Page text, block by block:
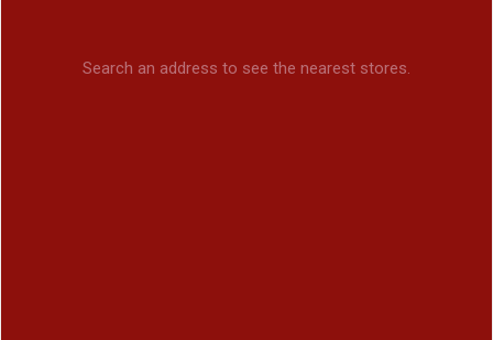
Search an address to see the nearest stores.